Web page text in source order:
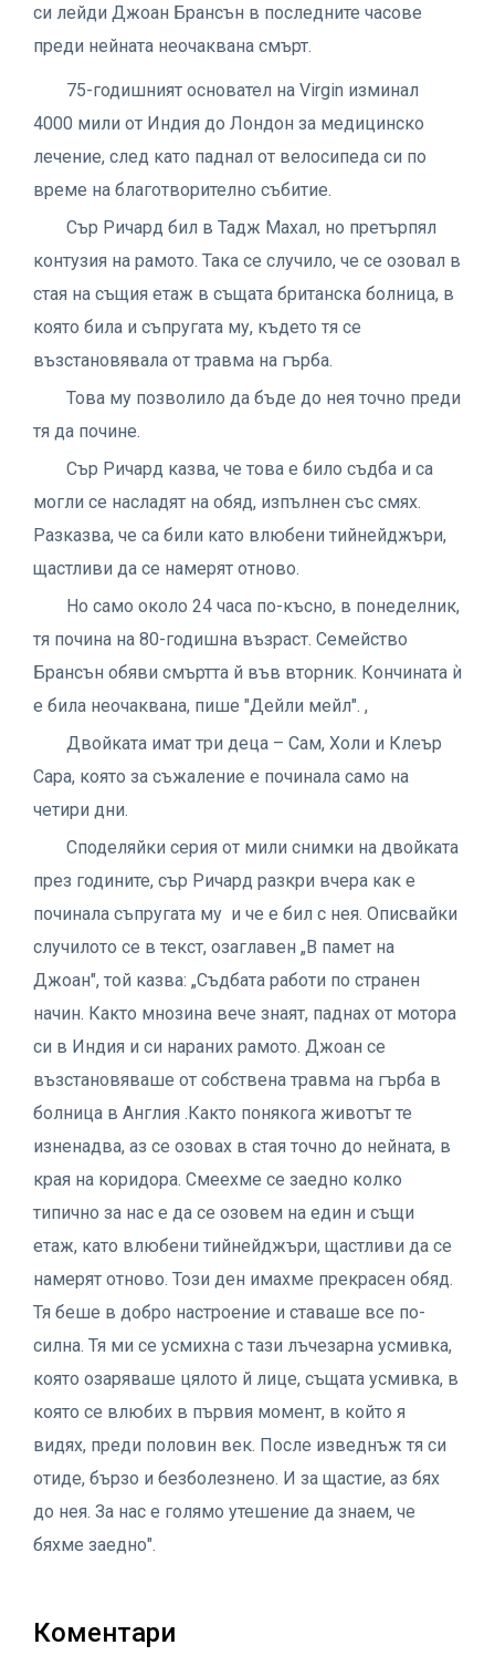
си лейди Джоан Брансън в последните часове
преди нейната неочаквана смърт.
75-годишният основател на Virgin изминал
4000 мили от Индия до Лондон за медицинско
лечение, след като паднал от велосипеда си по
време на благотворително събитие.
Сър Ричард бил в Тадж Махал, но претърпял
контузия на рамото. Така се случило, че се озовал в
стая на същия етаж в същата британска болница, в
която била и съпругата му, където тя се
възстановявала от травма на гърба.
Това му позволило да бъде до нея точно преди
тя да почине.
Сър Ричард казва, че това е било съдба и са
могли се насладят на обяд, изпълнен със смях.
Разказва, че са били като влюбени тийнейджъри,
щастливи да се намерят отново.
Но само около 24 часа по-късно, в понеделник,
тя почина на 80-годишна възраст. Семейство
Брансън обяви смъртта й във вторник. Кончината ѝ
е била неочаквана, пише "Дейли мейл". ,
Двойката имат три деца – Сам, Холи и Клеър
Сара, която за съжаление е починала само на
четири дни.
Споделяйки серия от мили снимки на двойката
през годините, сър Ричард разкри вчера как е
починала съпругата му и че е бил с нея. Описвайки
случилото се в текст, озаглавен „В памет на
Джоан", той казва: „Съдбата работи по странен
начин. Както мнозина вече знаят, паднах от мотора
си в Индия и си нараних рамото. Джоан се
възстановяваше от собствена травма на гърба в
болница в Англия .Както понякога животът те
изненадва, аз се озовах в стая точно до нейната, в
края на коридора. Смеехме се заедно колко
типично за нас е да се озовем на един и същи
етаж, като влюбени тийнейджъри, щастливи да се
намерят отново. Този ден имахме прекрасен обяд.
Тя беше в добро настроение и ставаше все по-
силна. Тя ми се усмихна с тази лъчезарна усмивка,
която озаряваше цялото й лице, същата усмивка, в
която се влюбих в първия момент, в който я
видях, преди половин век. После изведнъж тя си
отиде, бързо и безболезнено. И за щастие, аз бях
до нея. За нас е голямо утешение да знаем, че
бяхме заедно".
Коментари